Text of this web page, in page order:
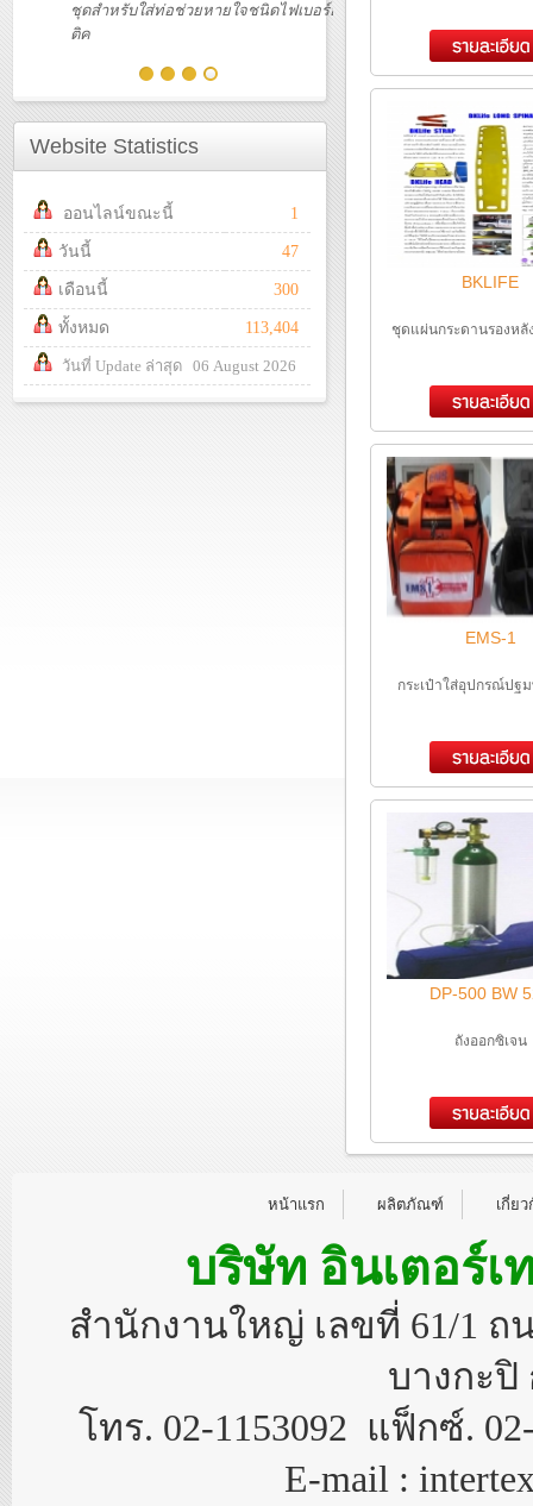
BI
ชุดตรวจหู ตา
Website Statistics
ออนไลน์ขณะนี้ 1
วันนี้ 47
เดือนนี้ 300
ทั้งหมด 113,404
วันที่ Update ล่าสุด 06 August 2026
BKLIFE
ชุดแผ่นกระดานรองหลั
EMS-1
กระเป๋าใส่อุปกรณ์ปฐ
DP-500 BW
ถังออกซิเจน
หน้าแรก ผลิตภัณฑ์ เกี่ยว
บริษัท อินเตอร์เ
สำนักงานใหญ่ เลขที่ 61/1
บางกะปิ
โทร. 02-1153092 แฟ็กซ์.
E-mail :